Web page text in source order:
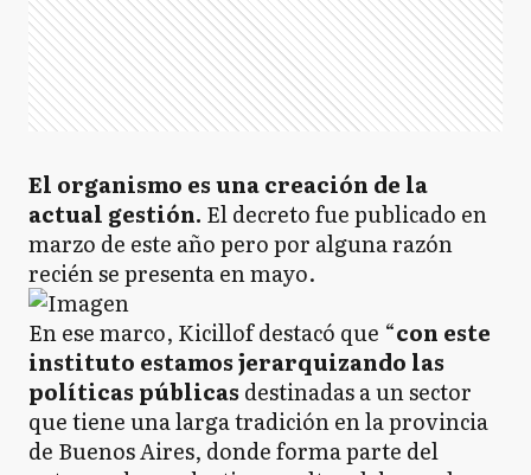
El organismo es una creación de la
actual gestión. El decreto fue publicado en
marzo de este año pero por alguna razón
recién se presenta en mayo.
En ese marco, Kicillof destacó que “con este
instituto estamos jerarquizando las
políticas públicas destinadas a un sector
que tiene una larga tradición en la provincia
de Buenos Aires, donde forma parte del